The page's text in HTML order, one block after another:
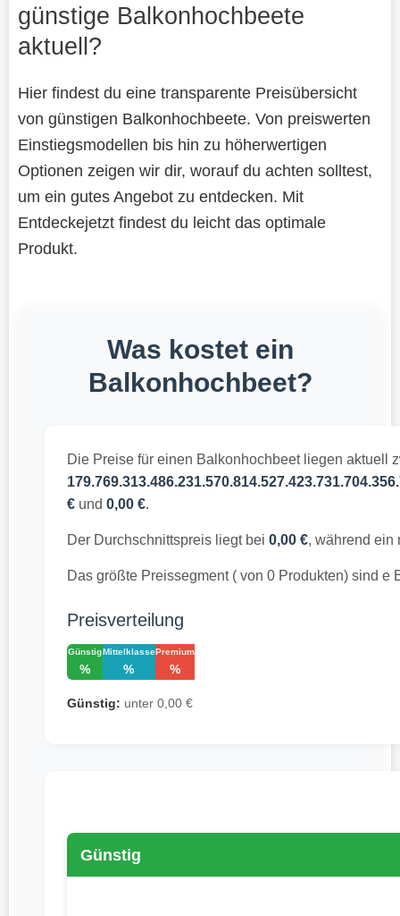
günstige Balkonhochbeete
aktuell?
Hier findest du eine transparente Preisübersicht
von günstigen Balkonhochbeete. Von preiswerten
Einstiegsmodellen bis hin zu höherwertigen
Optionen zeigen wir dir, worauf du achten solltest,
um ein gutes Angebot zu entdecken. Mit
Entdeckejetzt findest du leicht das optimale
Produkt.
Was kostet ein
Balkonhochbeet?
Die Preise für einen Balkonhochbeet liegen aktuell
€und 0,00 €.
Der Durchschnittspreis liegt bei 0,00 €, während ein
Das größte Preissegment ( von 0 Produkten) sind e
Preisverteilung
Günstig
%
Mittelklasse
%
Premium
%
Günstig: unter 0,00 €
Günstig